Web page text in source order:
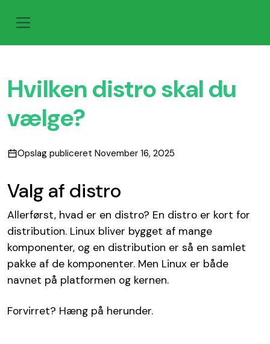
Hvilken distro skal du
vælge?
Opslag publiceret November 16, 2025
Valg af distro
Allerførst, hvad er en distro? En distro er kort for
distribution. Linux bliver bygget af mange
komponenter, og en distribution er så en samlet
pakke af de komponenter. Men Linux er både
navnet på platformen og kernen.
Forvirret? Hæng på herunder.